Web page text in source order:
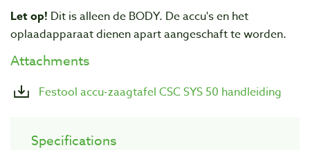
Let op! Dit is alleen de BODY. De accu's en het
oplaadapparaat dienen apart aangeschaft te worden.
Attachments
Festool accu-zaagtafel CSC SYS 50 handleiding
Specifications